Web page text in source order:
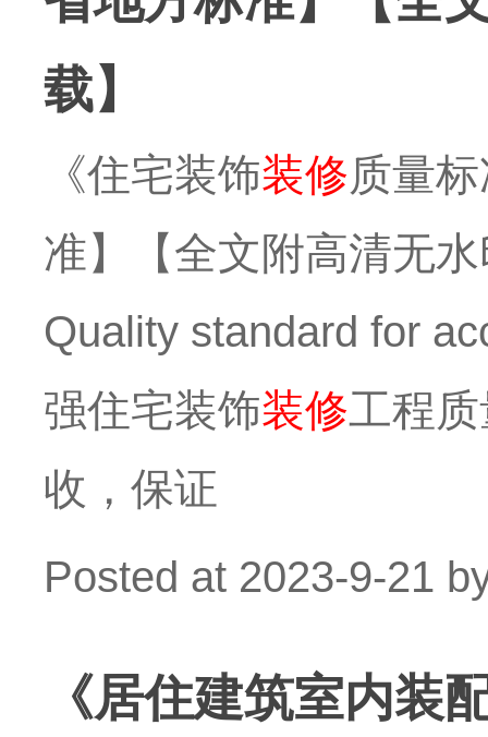
载】
《住宅装饰装修质量
准】【全文附高清无
Quality standard for
强住宅装饰装修工程
收，保证
Posted at 2023-9-21
《居住建筑室内装